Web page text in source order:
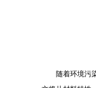
随着环境污